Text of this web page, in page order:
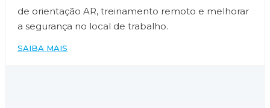
de orientação AR, treinamento remoto e melhorar
a segurança no local de trabalho.
SAIBA MAIS